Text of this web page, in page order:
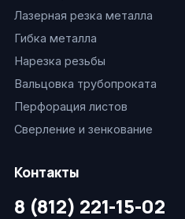
Лазерная резка металла
Гибка металла
Нарезка резьбы
Вальцовка трубопроката
Перфорация листов
Сверление и зенкование
Контакты
8 (812) 221-15-02